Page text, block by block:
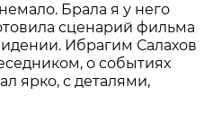
Брала я у него
сценарий фильма
Ибрагим Салахов
о событиях
ярко, с деталями,